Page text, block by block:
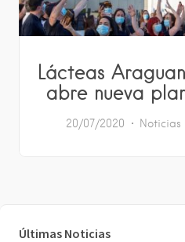
Lácteas
abre nueva
20/07/2020 Noticias
Últimas Noticias